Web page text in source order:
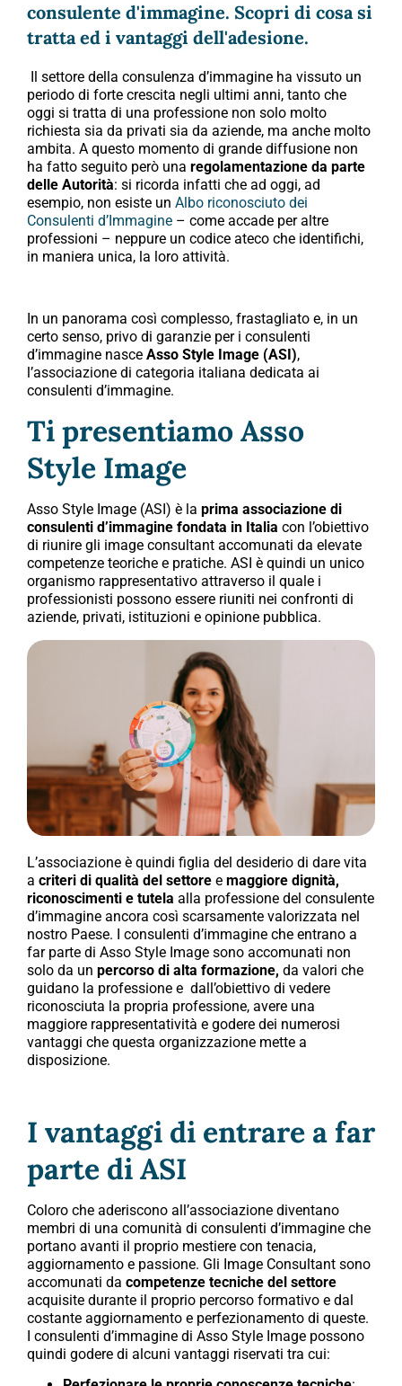
consulente d'immagine. Scopri di cosa si
tratta ed i vantaggi dell'adesione.
Il settore della consulenza d’immagine ha vissuto un
periodo di forte crescita negli ultimi anni, tanto che
oggi si tratta di una professione non solo molto
richiesta sia da privati sia da aziende, ma anche molto
ambita. A questo momento di grande diffusione non
ha fatto seguito però una regolamentazione da parte
delle Autorità: si ricorda infatti che ad oggi, ad
esempio, non esiste un Albo riconosciuto dei
Consulenti d’Immagine – come accade per altre
professioni – neppure un codice ateco che identifichi,
in maniera unica, la loro attività.
In un panorama così complesso, frastagliato e, in un
certo senso, privo di garanzie per i consulenti
d’immagine nasce Asso Style Image (ASI),
l’associazione di categoria italiana dedicata ai
consulenti d’immagine.
Ti presentiamo Asso
Style Image
Asso Style Image (ASI) è la prima associazione di
consulenti d’immagine fondata in Italia con l’obiettivo
di riunire gli image consultant accomunati da elevate
competenze teoriche e pratiche. ASI è quindi un unico
organismo rappresentativo attraverso il quale i
professionisti possono essere riuniti nei confronti di
aziende, privati, istituzioni e opinione pubblica.
L’associazione è quindi figlia del desiderio di dare vita
a criteri di qualità del settore e maggiore dignità,
riconoscimenti e tutela alla professione del consulente
d’immagine ancora così scarsamente valorizzata nel
nostro Paese. I consulenti d’immagine che entrano a
far parte di Asso Style Image sono accomunati non
solo da un percorso di alta formazione, da valori che
guidano la professione e dall’obiettivo di vedere
riconosciuta la propria professione, avere una
maggiore rappresentatività e godere dei numerosi
vantaggi che questa organizzazione mette a
disposizione.
I vantaggi di entrare a far
parte di ASI
Coloro che aderiscono all’associazione diventano
membri di una comunità di consulenti d’immagine che
portano avanti il proprio mestiere con tenacia,
aggiornamento e passione. Gli Image Consultant sono
accomunati da competenze tecniche del settore
acquisite durante il proprio percorso formativo e dal
costante aggiornamento e perfezionamento di queste.
I consulenti d’immagine di Asso Style Image possono
quindi godere di alcuni vantaggi riservati tra cui: